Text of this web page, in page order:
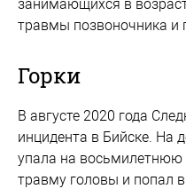
занимающихся в
травмы позвоночника и
Горки
В августе 2020 года
инцидента в Бийске. На
упала на восьмилетнюю
травму головы и попал